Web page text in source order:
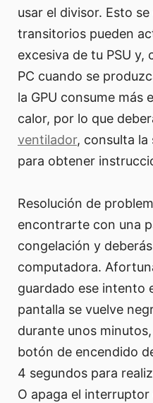
usar el divisor. Esto
transitorios pueden
excesiva de tu PSU y,
PC cuando se
la GPU consume más
calor, por lo que
ventilador, consulta la
para obtener
Resolución de
encontrarte con una
congelación y
computadora.
guardado ese intento
pantalla se vuelve
durante unos
botón de encendido
4 segundos para
O apaga el